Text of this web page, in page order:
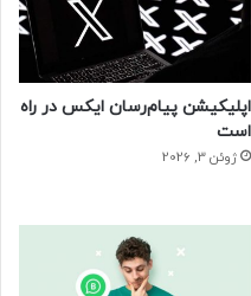
اپلیکیشن پیام‌رسان ایکس در راه
است
ژوئن 3, 2026